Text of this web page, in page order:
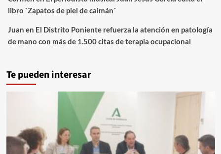
libro `Zapatos de piel de caimán´
Juan en El Distrito Poniente refuerza la atención en patología
de mano con más de 1.500 citas de terapia ocupacional
Te pueden interesar